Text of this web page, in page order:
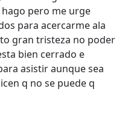
pero me urge
para acercarme ala
gran tristeza no poder
bien cerrado e
asistir aunque sea
q no se puede q